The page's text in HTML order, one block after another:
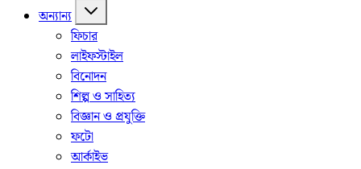
অন্যান্য
ফিচার
লাইফস্টাইল
বিনোদন
শিল্প ও সাহিত্য
বিজ্ঞান ও প্রযুক্তি
ফটো
আর্কাইভ